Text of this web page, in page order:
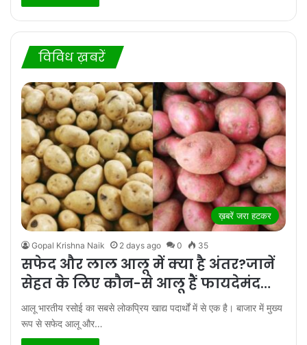
विविध ख़बरें
ख़बरें जरा हटकर
Gopal Krishna Naik 2 days ago 0 35
सफेद और लाल आलू में क्या है अंतर?जानें
सेहत के लिए कौन-से आलू हैं फायदेमंद…
आलू भारतीय रसोई का सबसे लोकप्रिय खाद्य पदार्थों में से एक है। बाजार में मुख्य
रूप से सफेद आलू और…